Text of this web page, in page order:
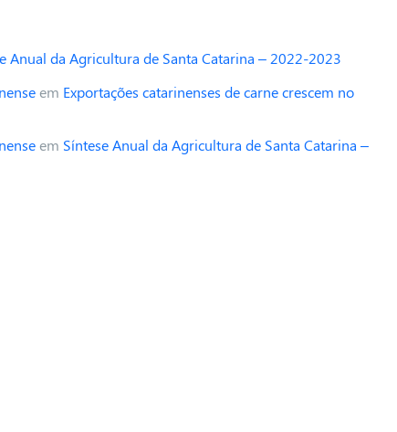
Anual da Agricultura de Santa Catarina – 2022-2023
em Exportações catarinenses de carne crescem no
em Síntese Anual da Agricultura de Santa Catarina –